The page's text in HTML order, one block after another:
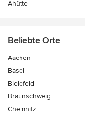
Ahütte
Beliebte Orte
Aachen
Basel
Bielefeld
Braunschweig
Chemnitz